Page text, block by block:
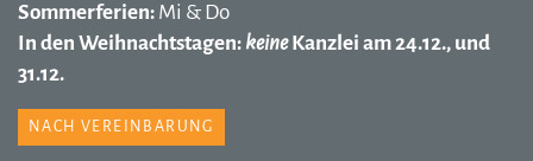
Sommerferien: Mi & Do
In den Weihnachtstagen: keineKanzlei am 24.12., und
31.12.
NACH VEREINBARUNG